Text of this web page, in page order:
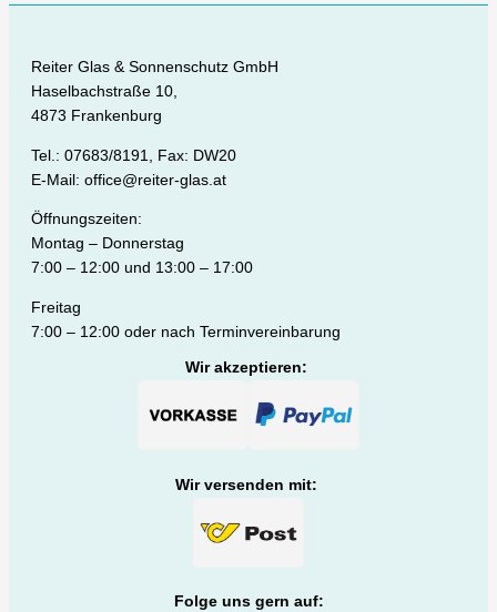
Reiter Glas & Sonnenschutz GmbH
Haselbachstraße 10,
4873 Frankenburg
Tel.: 07683/8191, Fax: DW20
E-Mail: office@reiter-glas.at
Öffnungszeiten:
Montag – Donnerstag
7:00 – 12:00 und 13:00 – 17:00
Freitag
7:00 – 12:00 oder nach Terminvereinbarung
Wir akzeptieren:
Wir versenden mit:
Folge uns gern auf: